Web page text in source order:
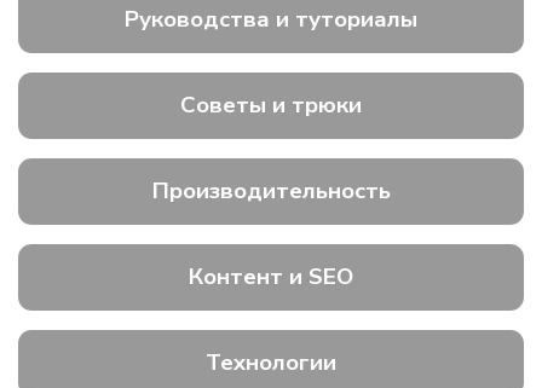
Руководства и туториалы
Советы и трюки
Производительность
Контент и SEO
Технологии